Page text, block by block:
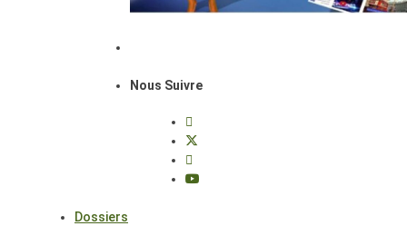
Nous Suivre
Dossiers